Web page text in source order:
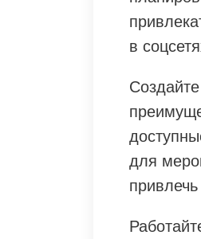
в
для